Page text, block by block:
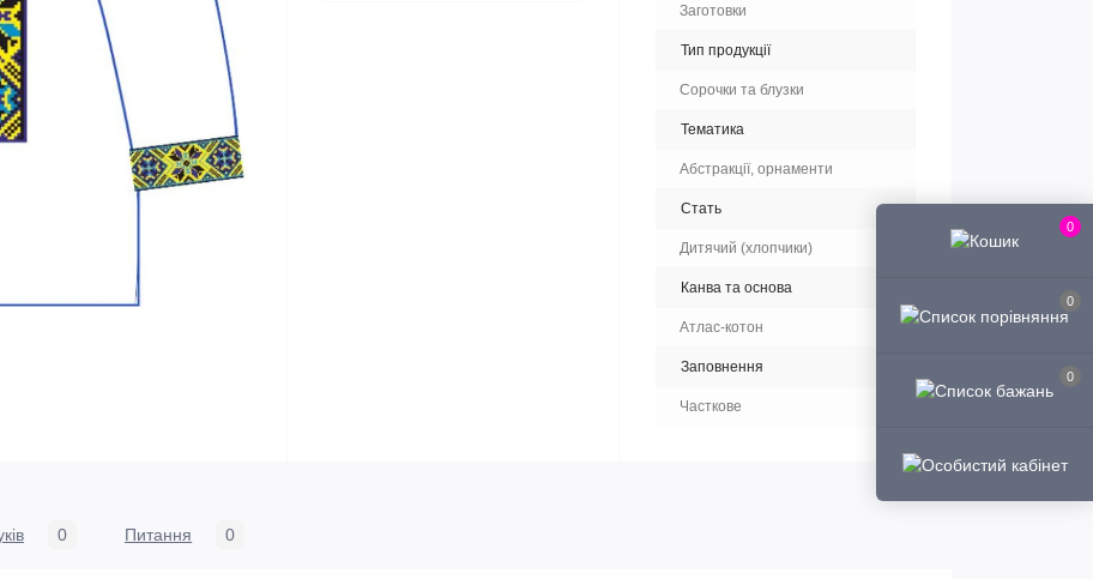
0
0
0
Заготовки
Тип продукції
Сорочки та блузки
Тематика
Абстракції, орнаменти
Стать
Дитячий (хлопчики)
Канва та основа
Атлас-котон
Заповнення
Часткове
0 Питання 0